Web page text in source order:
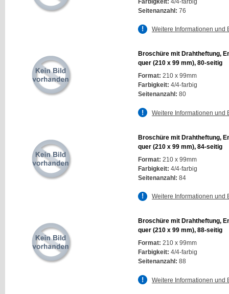
Seitenanzahl: 76
Weitere Informationen und
Broschüre mit Drahtheftung,
quer (210 x 99 mm), 80-seitig
Format: 210 x 99mm
Farbigkeit: 4/4-farbig
Seitenanzahl: 80
Weitere Informationen und
Broschüre mit Drahtheftung,
quer (210 x 99 mm), 84-seitig
Format: 210 x 99mm
Farbigkeit: 4/4-farbig
Seitenanzahl: 84
Weitere Informationen und
Broschüre mit Drahtheftung,
quer (210 x 99 mm), 88-seitig
Format: 210 x 99mm
Farbigkeit: 4/4-farbig
Seitenanzahl: 88
Weitere Informationen und